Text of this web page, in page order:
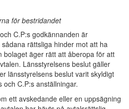
för bestridandet
C.P:s godkännanden är
rättsliga hinder mot att ha
bolaget äger rätt att åberopa för att
Länsstyrelsens beslut gäller
länsstyrelsens beslut varit skyldigt
C.P:s anställningar.
ett avskedande eller en uppsägning